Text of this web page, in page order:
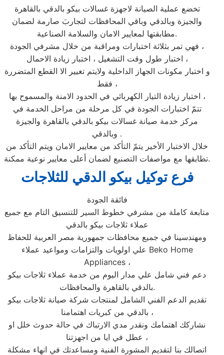
تخضع عملية الصيانة لاجهزة غسالات بيكو بالدقي بالقاهرة
والجيزة وبالدقي وباقي المحافظات لتجاربَ صارمة لضمان
مطابقتها لمعايير الامان والسلامة الصناعية.
فهي تمر بثلاثة اختبارات ومراقبة من خلال مشرفي الجودة ،
اختبار طول وقت التشغيل ، اختبار زيادة الاحمال ،
و اختبار مكونات الجهاز الداخلية ولايتم تغيير الا القطع المتضررة
فقط ،
اختبار زيادة التيار الكهربائي في الحدود الامنة والمسموح بها ،
تتمّ اختبارات الجودة في كل مرحلة من مراحل الخدمة في
مركز خدمة صيانة غسالات بيكو بالدقي بالقاهرة والجيزة
وبالدقي .
خلال الاختبار الأخير يتمّ التأكد من معايير الامان ويتم التأكد من
تطابقها مع مواصفات التصنيع لضمان أعلى معايير نوعية ممكنة.
فرع توكيل بيكو الدقي للثلاجات
فائقة الجودة
متابعة كاملة من مشرفي خطوط السير للتنسيق التام مع جميع
عملاء ثلاجات بيكو بالدقي
ومهندسينا في جميع محافظات جمهورية مصر العربية للحفاظ
علي اولويات والتزامات ومواعيد عملاء Beko Home
Appliances ،
دعم فني شامل علي مدار اليوم من خدمة عملاء ثلاجات بيكو
بالدقي بالقاهرة والمحافظات.
تقديم الدعم الفني الشامل لمنتجات شركة صيانة ثلاجات بيكو
بالدقي من كبريات اهتمامنا ،
نشاركك اهتمامك ونقدر مدي الارتباك في حالة حدوث خلل او
عطل في ايا من اجهزتنا ،
اتصالك بنا لتقديم المشورة الفنية ومساعدتك في انهاء مشكلة